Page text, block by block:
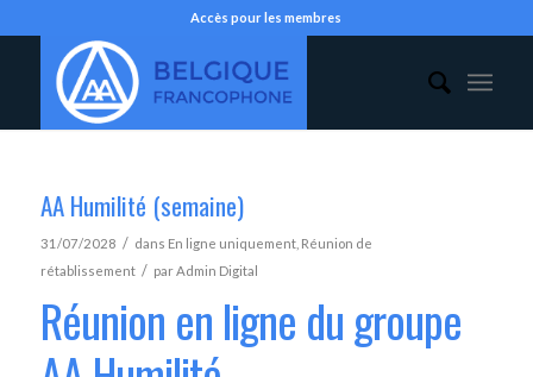
Accès pour les membres
AA Humilité (semaine)
31/07/2028 / dans En ligne uniquement, Réunion de
rétablissement / parAdmin Digital
Réunion en ligne du groupe